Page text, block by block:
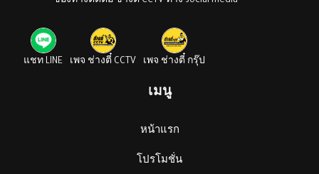
แชท LINE เพจ ช่างตี๋ CCTV เพจ ช่างตี๋ กรุ๊ป
เมนู
หน้าแรก
โปรโมชั่น